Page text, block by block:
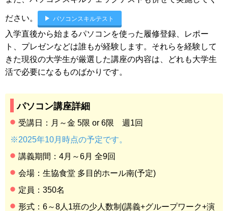
ださい。 パソコンスキルテスト
入学直後から始まるパソコンを使った履修登録、レポー
ト、プレゼンなどは誰もが経験します。それらを経験して
きた現役の大学生が厳選した講座の内容は、どれも大学生
活で必要になるものばかりです。
パソコン講座詳細
受講日：月～金 5限 or 6限 週1回
※2025年10月時点の予定です。
講義期間：4月～6月 全9回
会場：生協食堂 多目的ホール南(予定)
定員：350名
形式：6～8人1班の少人数制(講義+グループワーク+演